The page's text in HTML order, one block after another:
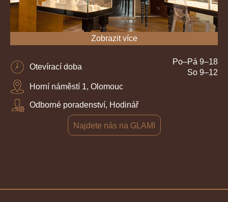
Zobrazit více
Otevírací doba
Po–Pá 9–18
So 9–12
Horní náměstí 1, Olomouc
Odborné poradenství, Hodinář
Najdete nás na GLAMI